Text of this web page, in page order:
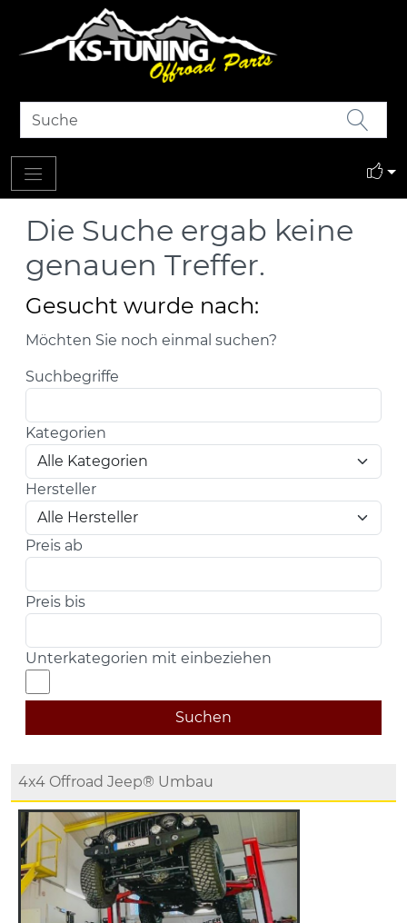
Die Suche ergab keine
genauen Treffer.
Gesucht wurde nach:
Möchten Sie noch einmal suchen?
Suchbegriffe
Kategorien
Hersteller
Preis ab
Preis bis
Unterkategorien mit einbeziehen
Suchen
4x4 Offroad Jeep® Umbau